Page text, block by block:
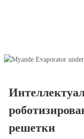
решетки